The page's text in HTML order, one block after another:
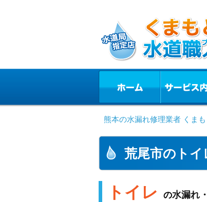
熊本の水漏れ修理業者 くま
荒尾市のト
トイレ の水漏れ